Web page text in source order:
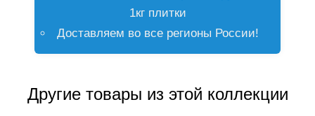
1кг плитки
Доставляем во все регионы России!
Другие товары из этой коллекции